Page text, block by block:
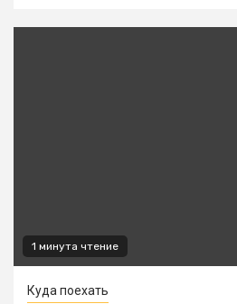
1 минута чтение
Куда поехать